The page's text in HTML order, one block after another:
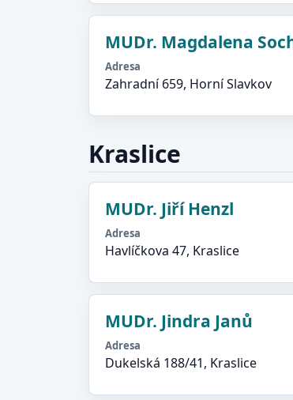
MUDr. Magdalena
Adresa
Zahradní 659, Horní Slavkov
Kraslice
MUDr. Jiří Henzl
Adresa
Havlíčkova 47, Kraslice
MUDr. Jindra Janů
Adresa
Dukelská 188/41, Kraslice